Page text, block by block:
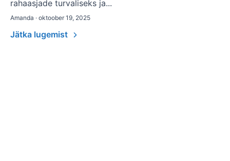
rahaasjade turvaliseks ja...
Amanda · oktoober 19, 2025
Jätka lugemist